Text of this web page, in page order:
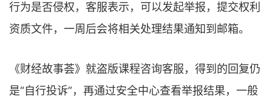
行为是否侵权，客服表示，可以发起举报，提交权利
资质文件，一周后会将相关处理结果通知到邮箱。
《财经故事荟》就盗版课程咨询客服，得到的回复仍
是“自行投诉”，再通过安全中心查看举报结果，一般